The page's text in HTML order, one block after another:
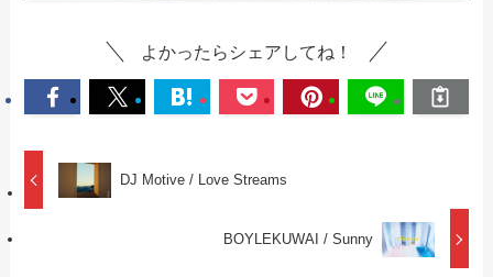
よかったらシェアしてね！
DJ Motive / Love Streams
BOYLEKUWAI / Sunny